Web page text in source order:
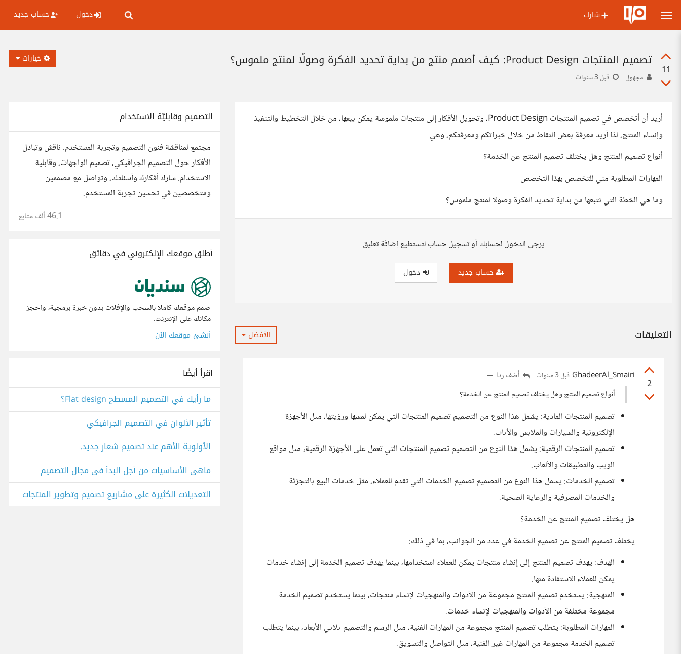
شارك دخول حساب جديد
11
تصميم المنتجات Product Design: كيف أصمم منتج من بداية تحديد الفكرة وصولًا لمنتج ملموس؟
مجهول قبل 3 سنوات
خيارات
أريد أن أتخصص في تصميم المنتجات Product Design، وتحويل الأفكار إلى منتجات ملموسة يمكن بيعها، من خلال التخطيط والتنفيذ
وإنشاء المنتج، لذا أريد معرفة بعض النقاط من خلال خبراتكم ومعرفتكم، وهي
أنواع تصميم المنتج وهل يختلف تصميم المنتج عن الخدمة؟
المهارات المطلوبة مني للتخصص بهذا التخصص
وما هي الخطة التي نتبعها من بداية تحديد الفكرة وصولا لمنتج ملموس؟
يرجى الدخول لحسابك أو تسجيل حساب لتستطيع إضافة تعليق
حساب جديد دخول
التعليقات الأفضل
2
GhadeerAl_Smairi قبل 3 سنوات
أضف ردا
أنواع تصميم المنتج وهل يختلف تصميم المنتج عن الخدمة؟
تصميم المنتجات المادية: يشمل هذا النوع من التصميم تصميم المنتجات التي يمكن لمسها ورؤيتها، مثل الأجهزة
الإلكترونية والسيارات والملابس والأثاث.
تصميم المنتجات الرقمية: يشمل هذا النوع من التصميم تصميم المنتجات التي تعمل على الأجهزة الرقمية، مثل مواقع
الويب والتطبيقات والألعاب.
تصميم الخدمات: يشمل هذا النوع من التصميم تصميم الخدمات التي تقدم للعملاء، مثل خدمات البيع بالتجزئة
والخدمات المصرفية والرعاية الصحية.
هل يختلف تصميم المنتج عن الخدمة؟
يختلف تصميم المنتج عن تصميم الخدمة في عدد من الجوانب، بما في ذلك:
الهدف: يهدف تصميم المنتج إلى إنشاء منتجات يمكن للعملاء استخدامها، بينما يهدف تصميم الخدمة إلى إنشاء خدمات
يمكن للعملاء الاستفادة منها.
المنهجية: يستخدم تصميم المنتج مجموعة من الأدوات والمنهجيات لإنشاء منتجات، بينما يستخدم تصميم الخدمة
مجموعة مختلفة من الأدوات والمنهجيات لإنشاء خدمات.
المهارات المطلوبة: يتطلب تصميم المنتج مجموعة من المهارات الفنية، مثل الرسم والتصميم ثلاثي الأبعاد، بينما يتطلب
تصميم الخدمة مجموعة من المهارات غير الفنية، مثل التواصل والتسويق.
التصميم وقابليّة الاستخدام
مجتمع لمناقشة فنون التصميم وتجربة المستخدم. ناقش وتبادل
الأفكار حول التصميم الجرافيكي، تصميم الواجهات، وقابلية
الاستخدام. شارك أفكارك وأسئلتك، وتواصل مع مصممين
ومتخصصين في تحسين تجربة المستخدم.
46.1 ألف متابع
أطلق موقعك الإلكتروني في دقائق
صمم موقعك كاملا بالسحب والإفلات بدون خبرة برمجية، واحجز
مكانك على الإنترنت.
أنشئ موقعك الآن
اقرأ أيضًا
ما رأيك في التصميم المسطح Flat design؟
تأثير الألوان في التصميم الجرافيكي
الأولوية الأهم عند تصميم شعار جديد.
ماهي الأساسيات من أجل البدأ في مجال التصميم
التعديلات الكثيرة على مشاريع تصميم وتطوير المنتجات